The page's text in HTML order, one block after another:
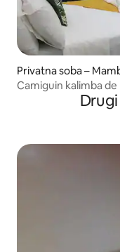
Privatna soba –
Camiguin kalimba de